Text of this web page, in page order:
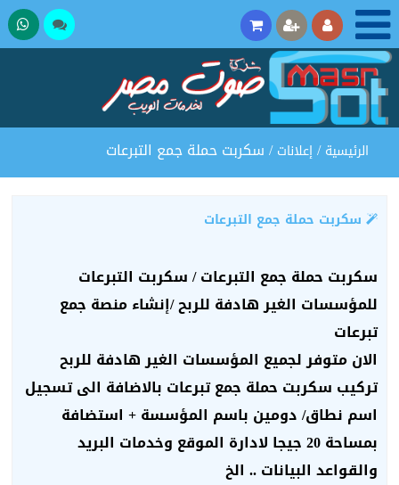
تحدث
الرئيسية/ إعلانات/ سكربت حملة جمع التبرعات
سكربت حملة جمع التبرعات
سكربت حملة جمع التبرعات / سكربت التبرعات
للمؤسسات الغير هادفة للربح /إنشاء منصة جمع
تبرعات
الان متوفر لجميع المؤسسات الغير هادفة للربح
تركيب سكربت حملة جمع تبرعات بالاضافة الى تسجيل
اسم نطاق/ دومين باسم المؤسسة + استضافة
بمساحة 20 جيجا لادارة الموقع وخدمات البريد
والقواعد البيانات .. الخ